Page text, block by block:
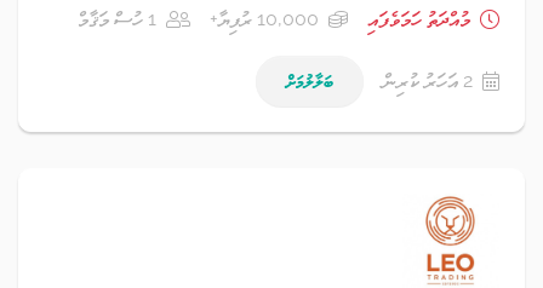
މުއްދަތު ހަމަވެފައި
10,000 ރުފިޔާ+ 1 ހުސް މަޤާމް
2 އަހަރު ކުރިން ބަލާލުމަށް